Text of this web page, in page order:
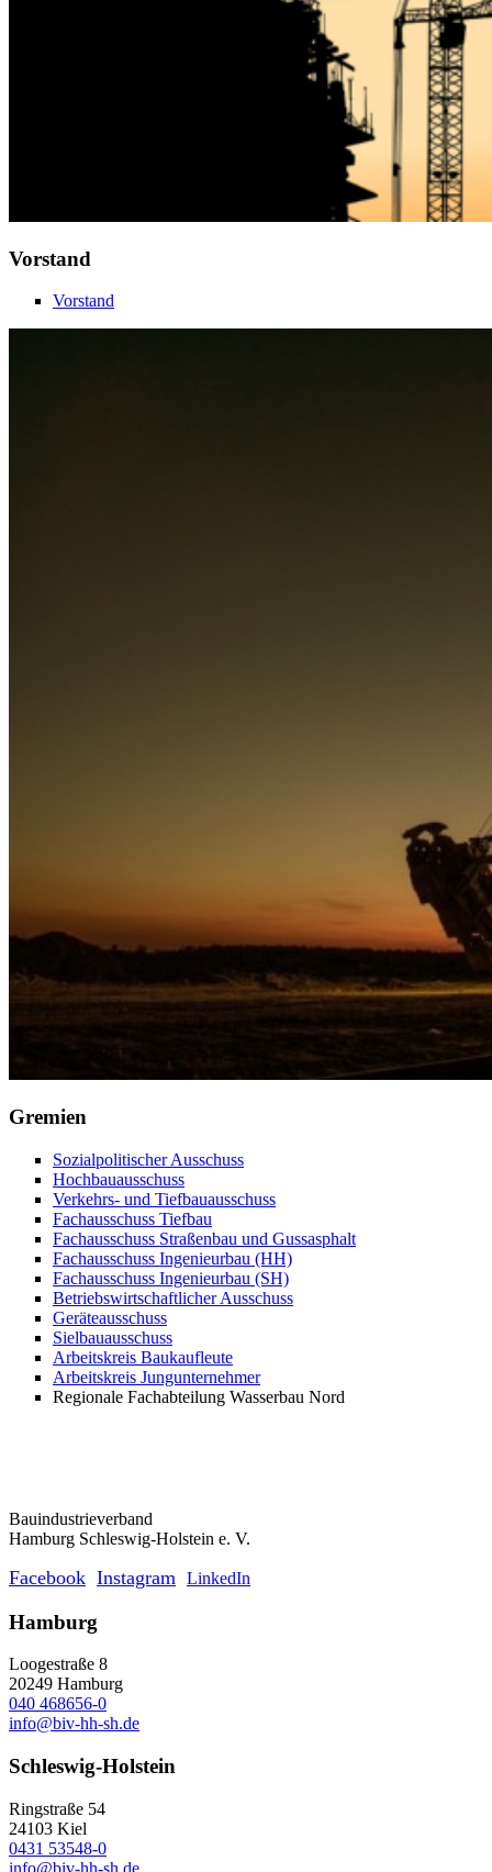
Vorstand
Vorstand
Gremien
Sozialpolitischer Ausschuss
Hochbauausschuss
Verkehrs- und Tiefbauausschuss
Fachausschuss Tiefbau
Fachausschuss Straßenbau und Gussasphalt
Fachausschuss Ingenieurbau (HH)
Fachausschuss Ingenieurbau (SH)
Betriebswirtschaftlicher Ausschuss
Geräteausschuss
Sielbauausschuss
Arbeitskreis Baukaufleute
Arbeitskreis Jungunternehmer
Regionale Fachabteilung Wasserbau Nord
Bauindustrieverband
Hamburg Schleswig-Holstein e. V.
Facebook Instagram LinkedIn
Hamburg
Loogestraße 8
20249 Hamburg
040 468656-0
info@biv-hh-sh.de
Schleswig-Holstein
Ringstraße 54
24103 Kiel
0431 53548-0
info@biv-hh-sh.de